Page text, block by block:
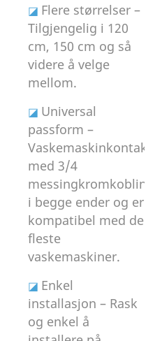
◪ Flere størrelser –
Tilgjengelig i 120
cm, 150 cm og så
videre å velge
mellom.
◪ Universal
passform –
Vaskemaskinkontakt
med 3/4
messingkromkobling
i begge ender og er
kompatibel med de
fleste
vaskemaskiner.
◪ Enkel
installasjon – Rask
og enkel å